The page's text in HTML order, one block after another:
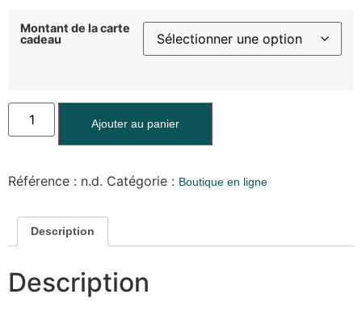
Montant de la carte
cadeau
Ajouter au panier
Référence : n.d. Catégorie : Boutique en ligne
Description
Description